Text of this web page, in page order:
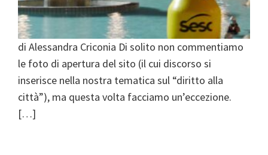
di Alessandra Criconia Di solito non commentiamo
le foto di apertura del sito (il cui discorso si
inserisce nella nostra tematica sul “diritto alla
città”), ma questa volta facciamo un’eccezione.
[…]